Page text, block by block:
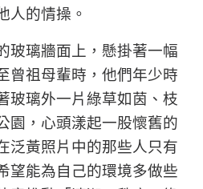
人的情操。
玻璃牆面上，懸掛著一幅
曾祖母輩時，他們年少時
玻璃外一片綠草如茵、枝
園，心頭漾起一股懷舊的
泛黃照片中的那些人只有
望能為自己的環境多做些